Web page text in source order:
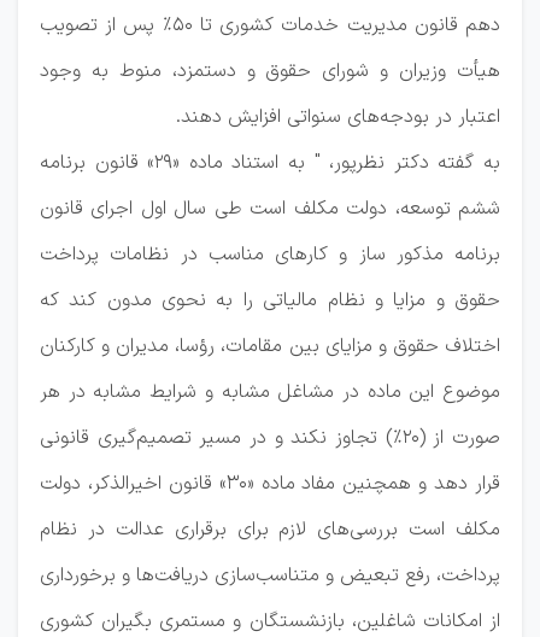
دهم قانون مدیریت خدمات کشوری تا ۵۰% پس از تصویب
هیأت وزیران و شورای حقوق و دستمزد، منوط به وجود
اعتبار در بودجه‌های سنواتی افزایش دهند.
به گفته دکتر نظرپور، " به استناد ماده «۲۹» قانون برنامه
ششم توسعه، دولت مکلف است طی سال اول اجرای قانون
برنامه مذکور ساز و کارهای مناسب در نظامات پرداخت
حقوق و مزایا و نظام مالیاتی را به نحوی مدون کند که
اختلاف حقوق و مزایای بین مقامات، رؤسا، مدیران و کارکنان
موضوع این ماده در مشاغل مشابه و شرایط مشابه در هر
صورت از (۲۰%) تجاوز نکند و در مسیر تصمیم‌گیری قانونی
قرار دهد و همچنین مفاد ماده «۳۰» قانون اخیرالذکر، دولت
مکلف است بررسی‌های لازم برای برقراری عدالت در نظام
پرداخت، رفع تبعیض و متناسب‌سازی دریافت‌ها و برخورداری
از امکانات شاغلین، بازنشستگان و مستمری بگیران کشوری